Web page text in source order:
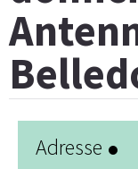
Adresse